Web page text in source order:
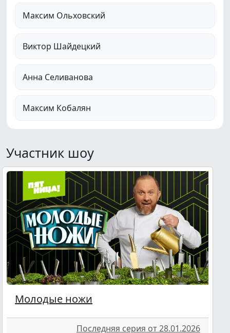
Максим Ольховский
Виктор Шайдецкий
Анна Селиванова
Максим Кобалян
Участник шоу
Молодые ножи
Последняя серия от 28.01.2026